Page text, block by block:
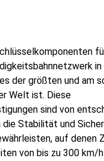
in
der größten und am
Welt ist. Diese
sind von
die Stabilität und
auf denen
von bis zu 300 km/